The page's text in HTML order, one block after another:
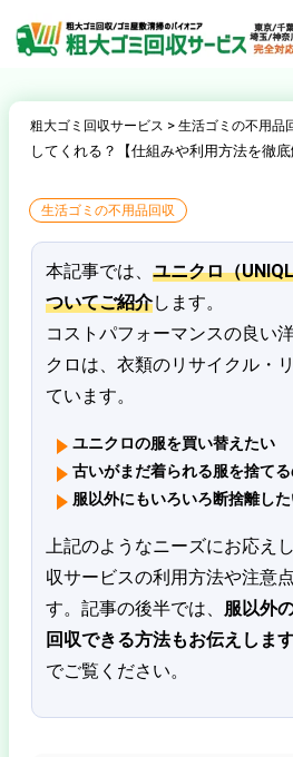
粗大ゴミ回収サービス > 生活ゴミの不用品
してくれる？【仕組みや利用方法を徹底
ユニクロは古着回収し
【仕組みや利用方法を
生活ゴミの不用品回収
本記事では、 ユニクロ（
ついてご紹介します。
コストパフォーマンスの良い
クロは、衣類のリサイクル・
ています。
ユニクロの服を買い替えたい
古いがまだ着られる服を捨て
服以外にもいろいろ断捨離し
上記のようなニーズにお応え
収サービスの利用方法や注意
す。記事の後半では、 服以外
回収できる方法もお伝えしま
でご覧ください。